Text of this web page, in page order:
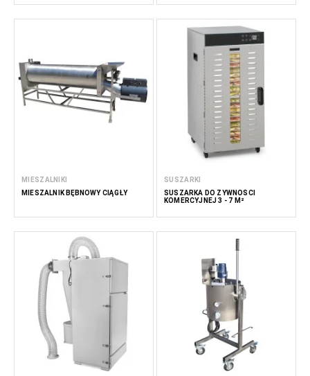
MIESZALNIKI
MIESZALNIK BĘBNOWY CIĄGŁY
SUSZARKI
SUSZARKA DO ŻYWNOŚCI
KOMERCYJNEJ 3 - 7 M²